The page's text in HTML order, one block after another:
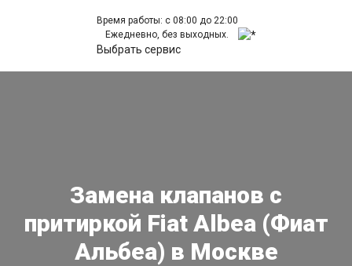
Время работы: с 08:00 до 22:00
Ежедневно, без выходных.
Выбрать сервис
Замена клапанов с
притиркой Fiat Albea (Фиат
Альбеа) в Москве